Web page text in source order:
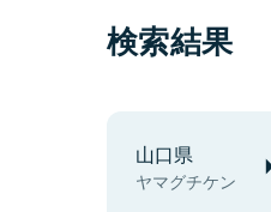
検索結果
山口県
ヤマグチケン